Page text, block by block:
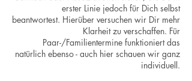
erster Linie jedoch für Dich selbst
beantwortest. Hierüber versuchen wir Dir mehr
Klarheit zu verschaffen. Für
Paar-/Familientermine funktioniert das
natürlich ebenso - auch hier schauen wir ganz
individuell.